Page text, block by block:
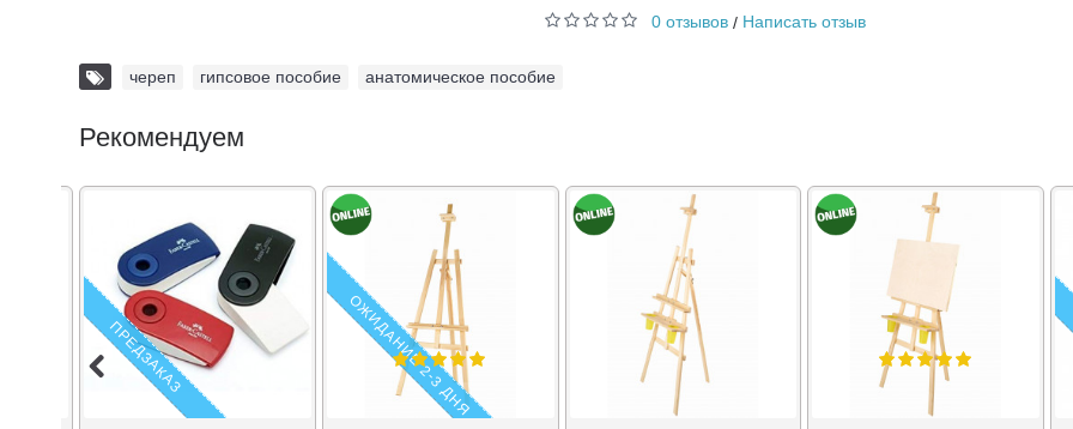
0 отзывов/ Написать отзыв
череп гипсовое пособие анатомическое пособие
Рекомендуем
ПРЕДЗАКАЗ ОЖИДАНИЕ 2-3 ДНЯ